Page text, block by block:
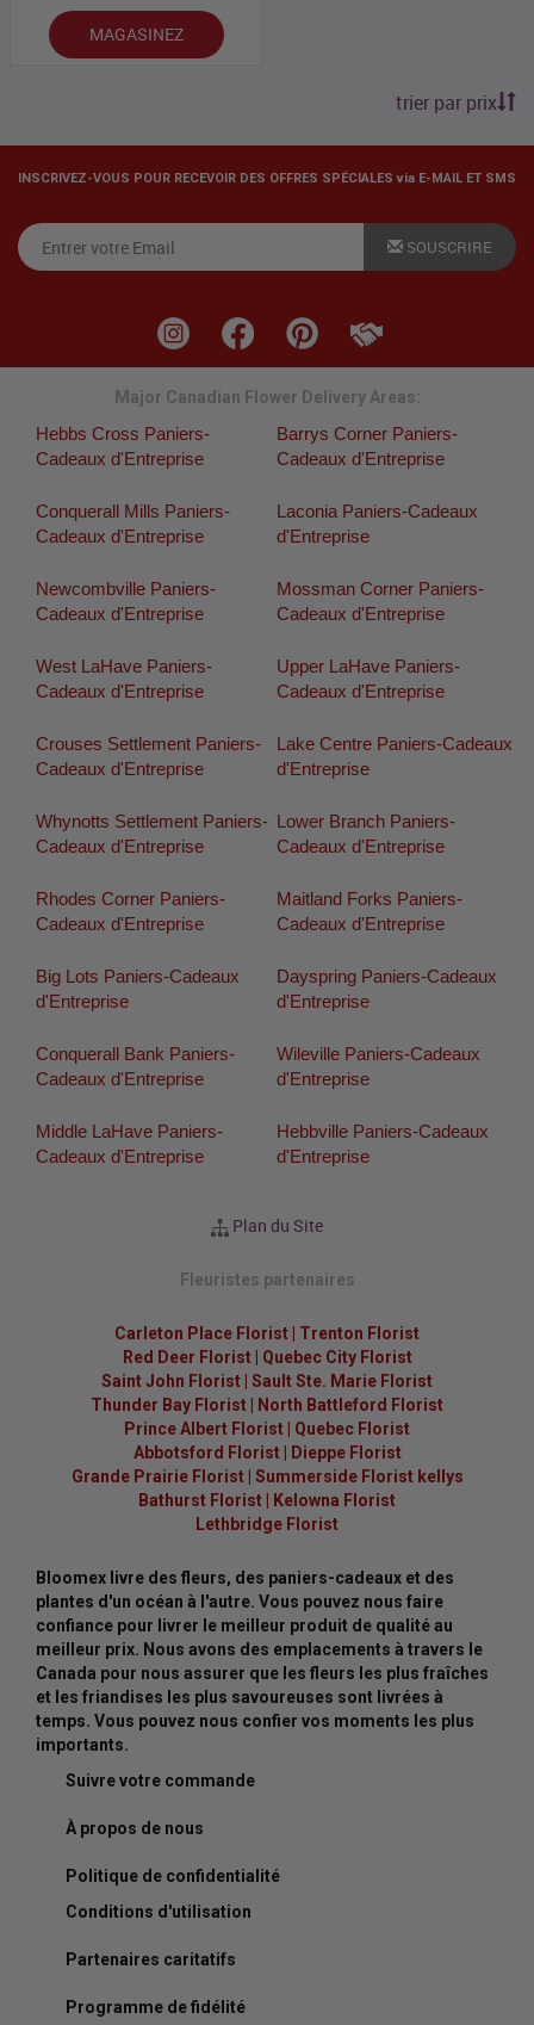
MAGASINEZ
trier par prix
INSCRIVEZ-VOUS POUR RECEVOIR DES OFFRES SPÉCIALES via E-MAIL ET SMS
SOUSCRIRE
Major Canadian Flower Delivery Areas:
Hebbs Cross Paniers-
Cadeaux d'Entreprise
Barrys Corner Paniers-
Cadeaux d'Entreprise
Conquerall Mills Paniers-
Cadeaux d'Entreprise
Laconia Paniers-Cadeaux
d'Entreprise
Newcombville Paniers-
Cadeaux d'Entreprise
Mossman Corner Paniers-
Cadeaux d'Entreprise
West LaHave Paniers-
Cadeaux d'Entreprise
Upper LaHave Paniers-
Cadeaux d'Entreprise
Crouses Settlement Paniers-
Cadeaux d'Entreprise
Lake Centre Paniers-Cadeaux
d'Entreprise
Whynotts Settlement Paniers-
Cadeaux d'Entreprise
Lower Branch Paniers-
Cadeaux d'Entreprise
Rhodes Corner Paniers-
Cadeaux d'Entreprise
Maitland Forks Paniers-
Cadeaux d'Entreprise
Big Lots Paniers-Cadeaux
d'Entreprise
Dayspring Paniers-Cadeaux
d'Entreprise
Conquerall Bank Paniers-
Cadeaux d'Entreprise
Wileville Paniers-Cadeaux
d'Entreprise
Middle LaHave Paniers-
Cadeaux d'Entreprise
Hebbville Paniers-Cadeaux
d'Entreprise
Plan du Site
Fleuristes partenaires
Carleton Place Florist
Trenton Florist
Red Deer Florist| Quebec City Florist
Saint John Florist Sault Ste. Marie Florist
Thunder Bay Florist
North Battleford Florist
Prince Albert Florist
Quebec Florist
Abbotsford Florist|
Dieppe Florist
Grande Prairie Florist| Summerside Florist kellys
Bathurst Florist
Kelowna Florist
Lethbridge Florist
Bloomex livre des fleurs, des paniers-cadeaux et des
plantes d'un océan à l'autre. Vous pouvez nous faire
confiance pour livrer le meilleur produit de qualité au
meilleur prix. Nous avons des emplacements à travers le
Canada pour nous assurer que les fleurs les plus fraîches
et les friandises les plus savoureuses sont livrées à
temps. Vous pouvez nous confier vos moments les plus
importants.
Suivre votre commande
À propos de nous
Politique de confidentialité
Conditions d'utilisation
Partenaires caritatifs
Programme de fidélité